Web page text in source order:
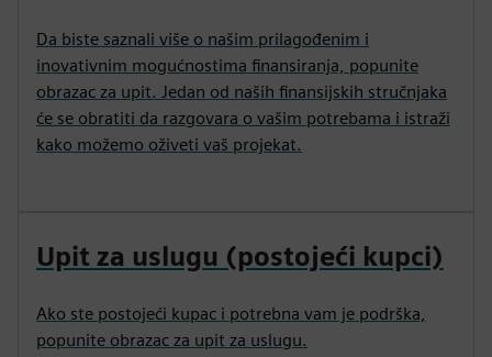
Da biste saznali više o našim prilagođenim i
inovativnim mogućnostima finansiranja, popunite
obrazac za upit. Jedan od naših finansijskih stručnjaka
će se obratiti da razgovara o vašim potrebama i istraži
kako možemo oživeti vaš projekat.
Upit za uslugu (postojeći kupci)
Ako ste postojeći kupac i potrebna vam je podrška,
popunite obrazac za upit za uslugu.